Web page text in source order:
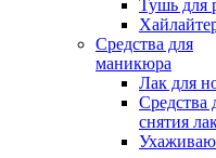
Тушь для
Средства для
маникюра
Лак для
Средства
снятия